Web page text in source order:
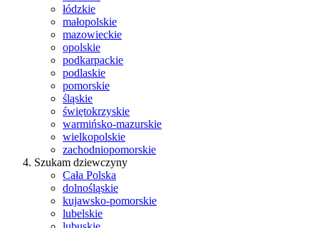
łódzkie
małopolskie
mazowieckie
opolskie
podkarpackie
podlaskie
pomorskie
śląskie
świętokrzyskie
warmińsko-mazurskie
wielkopolskie
zachodniopomorskie
Szukam dziewczyny
Cała Polska
dolnośląskie
kujawsko-pomorskie
lubelskie